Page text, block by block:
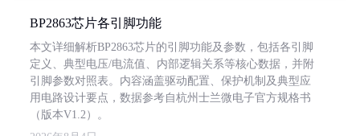
BP2863芯片各引脚功能
本文详细解析BP2863芯片的引脚功能及参数，包括各引脚
定义、典型电压/电流值、内部逻辑关系等核心数据，并附
引脚参数对照表。内容涵盖驱动配置、保护机制及典型应
用电路设计要点，数据参考自杭州士兰微电子官方规格书
（版本V1.2）。